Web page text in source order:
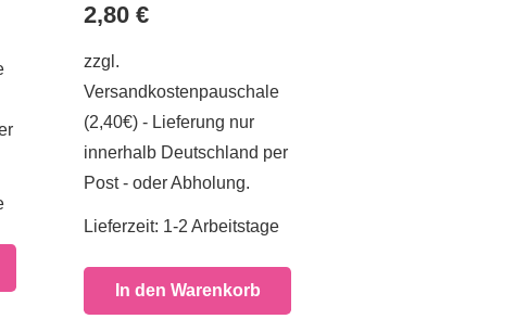
2,80 €
zzgl.
Versandkostenpauschale
(2,40€) - Lieferung nur
innerhalb Deutschland per
Post - oder Abholung.
Lieferzeit: 1-2 Arbeitstage
In den Warenkorb